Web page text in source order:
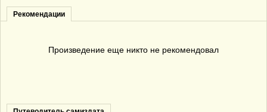
Рекомендации
Произведение еще никто не рекомендовал